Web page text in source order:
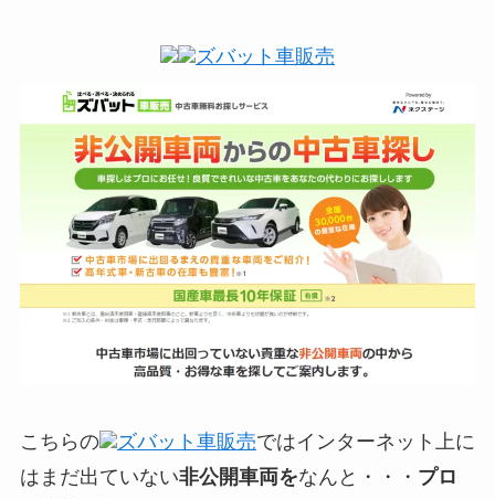
ズバット車販売
こちらの ズバット車販売ではインターネット上に
はまだ出ていない非公開車両をなんと・・・ プロ